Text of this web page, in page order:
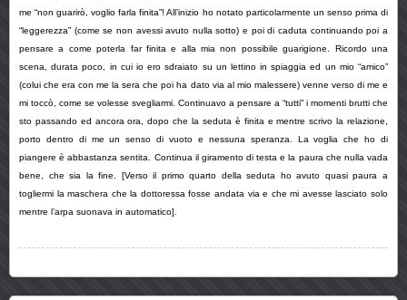
me “non guarirò, voglio farla finita”! All’inizio ho notato particolarmente un senso prima di
“leggerezza” (come se non avessi avuto nulla sotto) e poi di caduta continuando poi a
pensare a come poterla far finita e alla mia non possibile guarigione. Ricordo una
scena, durata poco, in cui io ero sdraiato su un lettino in spiaggia ed un mio “amico”
(colui che era con me la sera che poi ha dato via al mio malessere) venne verso di me e
mi toccò, come se volesse svegliarmi. Continuavo a pensare a “tutti” i momenti brutti che
sto passando ed ancora ora, dopo che la seduta è finita e mentre scrivo la relazione,
porto dentro di me un senso di vuoto e nessuna speranza. La voglia che ho di
piangere è abbastanza sentita. Continua il giramento di testa e la paura che nulla vada
bene, che sia la fine. [Verso il primo quarto della seduta ho avuto quasi paura a
togliermi la maschera che la dottoressa fosse andata via e che mi avesse lasciato solo
mentre l’arpa suonava in automatico].